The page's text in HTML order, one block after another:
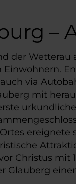
–
der
via
mit
Christus
Glauberg